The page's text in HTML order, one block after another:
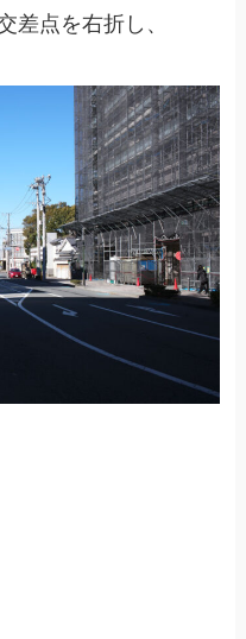
差点を右折し、